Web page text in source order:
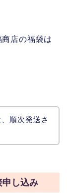
店の福袋は
順次発送さ
申し込み